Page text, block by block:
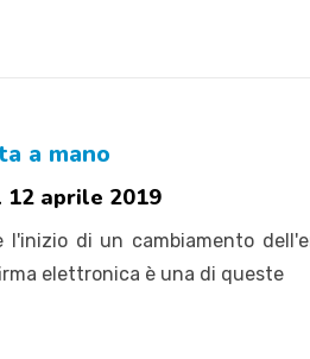
a mano
aprile 2019
l'inizio di un cambiamento
elettronica è una di queste